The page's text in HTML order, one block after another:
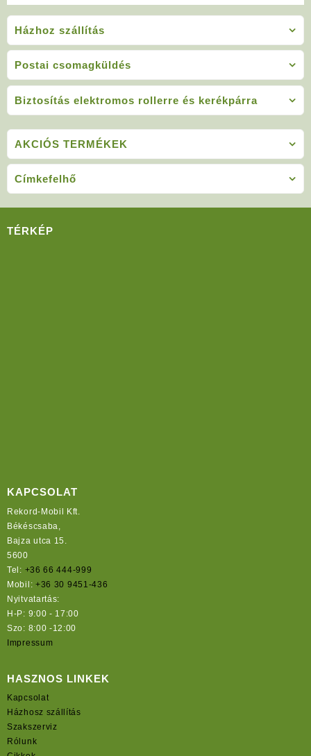
Házhoz szállítás
Postai csomagküldés
Biztosítás elektromos rollerre és kerékpárra
AKCIÓS TERMÉKEK
Címkefelhő
TÉRKÉP
KAPCSOLAT
Rekord-Mobil Kft.
Békéscsaba,
Bajza utca 15.
5600
Tel: +36 66 444-999
Mobil: +36 30 9451-436
Nyitvatartás:
H-P: 9:00 - 17:00
Szo: 8:00 -12:00
Impressum
HASZNOS LINKEK
Kapcsolat
Házhosz szállítás
Szakszerviz
Rólunk